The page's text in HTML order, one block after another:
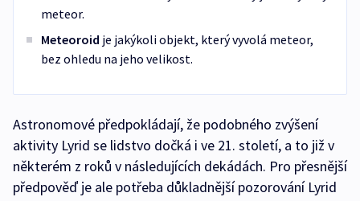
meteor.
Meteoroid je jakýkoli objekt, který vyvolá meteor,
bez ohledu na jeho velikost.
Astronomové předpokládají, že podobného zvýšení
aktivity Lyrid se lidstvo dočká i ve 21. století, a to již v
některém z roků v následujících dekádách. Pro přesnější
předpověď je ale potřeba důkladnější pozorování Lyrid